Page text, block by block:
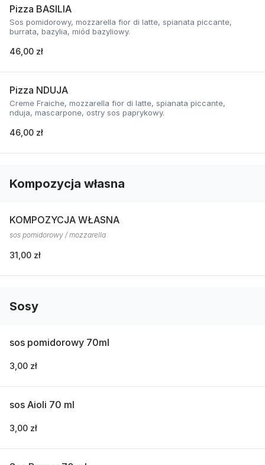
Pizza BASILIA
Sos pomidorowy, mozzarella fior di latte, spianata piccante,
burrata, bazylia, miód bazyliowy.
46,00 zł
Pizza NDUJA
Creme Fraiche, mozzarella fior di latte, spianata piccante,
nduja, mascarpone, ostry sos paprykowy.
46,00 zł
Kompozycja własna
KOMPOZYCJA WŁASNA
sos pomidorowy / mozzarella
31,00 zł
Sosy
sos pomidorowy 70ml
3,00 zł
sos Aioli 70 ml
3,00 zł